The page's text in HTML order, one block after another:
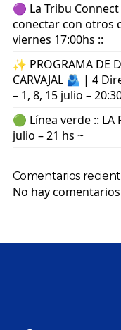
🟣 La Tribu
conectar con otros
viernes 17:00hs ::
✨ PROGRAMA DE
CARVAJAL 🫂 | 4
– 1, 8, 15 julio –
🟢 Línea verde :: LA
julio – 21 hs ~
Comentarios
No hay